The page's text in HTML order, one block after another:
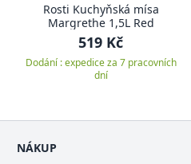
Rosti Kuchyňská mísa
Margrethe 1,5L Red
519 Kč
Dodání : expedice za 7 pracovních
dní
NÁKUP